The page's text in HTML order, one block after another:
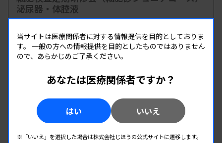
泌尿器・体腔液
主催 :兵庫県臨床検査技師会
開催場所 : WEB
病理・細胞
08.22（土）-2026.08.22（土）
病理・細胞診研究班 8月勉強会
徳島県臨床検査技師会
当サイトは医療関係者に対する情報提供を目的としておりま
す。 一般の方への情報提供を目的としたものではありません
ので、あらかじめご了承ください。
あなたは医療関係者ですか？
はい いいえ
※「いいえ」を選択した場合は株式会社じほうの公式サイトに遷移します。